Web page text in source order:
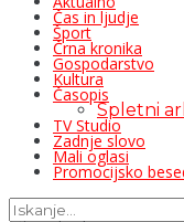
Čas in ljudje
Šport
Črna kronika
Gospodarstvo
Kultura
Časopis
Spletni
TV Studio
Zadnje slovo
Mali oglasi
Promocijsko